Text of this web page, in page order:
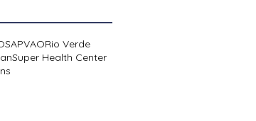
PVAORio Verde
Super Health Center